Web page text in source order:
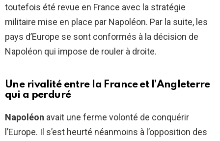
toutefois été revue en France avec la stratégie
militaire mise en place par Napoléon. Par la suite, les
pays d’Europe se sont conformés à la décision de
Napoléon qui impose de rouler à droite.
Une rivalité entre la France et l’Angleterre
qui a perduré
Napoléon avait une ferme volonté de conquérir
l’Europe. Il s’est heurté néanmoins à l’opposition des